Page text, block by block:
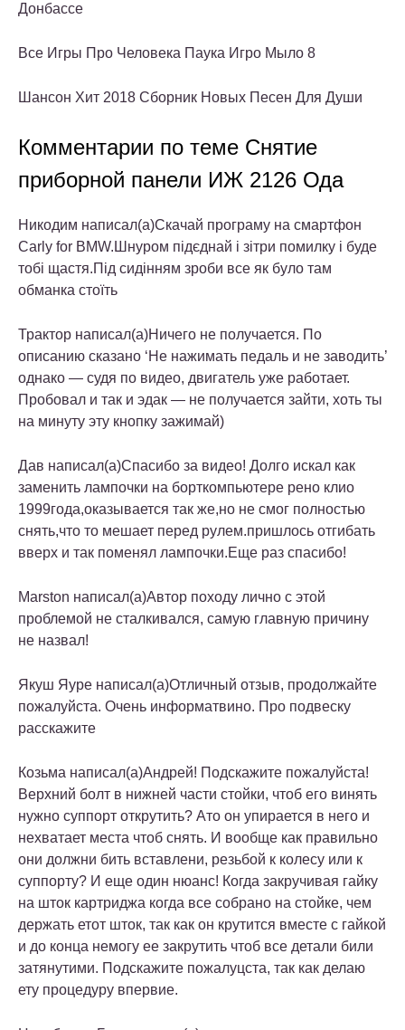
Донбассе
Все Игры Про Человека Паука Игро Мыло 8
Шансон Хит 2018 Сборник Новых Песен Для Души
Комментарии по теме Снятие
приборной панели ИЖ 2126 Ода
Никодим написал(а)Скачай програму на смартфон
Carly for BMW.Шнуром підєднай і зітри помилку і буде
тобі щастя.Під сидінням зроби все як було там
обманка стоїть
Трактор написал(а)Ничего не получается. По
описанию сказано ‘Не нажимать педаль и не заводить’
однако — судя по видео, двигатель уже работает.
Пробовал и так и эдак — не получается зайти, хоть ты
на минуту эту кнопку зажимай)
Дав написал(а)Спасибо за видео! Долго искал как
заменить лампочки на борткомпьютере рено клио
1999года,оказывается так же,но не смог полностью
снять,что то мешает перед рулeм.пришлось отгибать
вверх и так поменял лампочки.Ещe раз спасибо!
Marston написал(а)Автор походу лично с этой
проблемой не сталкивался, самую главную причину
не назвал!
Якуш Яуре написал(а)Отличный отзыв, продолжайте
пожалуйста. Очень информатвино. Про подвеску
расскажите
Козьма написал(а)Андрей! Подскажите пожалуйста!
Верхний болт в нижней части стойки, чтоб его винять
нужно суппорт открутить? Ато он упирается в него и
нехватает места чтоб снять. И вообще как правильно
они должни бить вставлени, резьбой к колесу или к
суппорту? И еще один нюанс! Когда закручивая гайку
на шток картриджа когда все собрано на стойке, чем
держать етот шток, так как он крутится вместе с гайкой
и до конца немогу ее закрутить чтоб все детали били
затянутими. Подскажите пожалуцста, так как делаю
ету процедуру впервие.